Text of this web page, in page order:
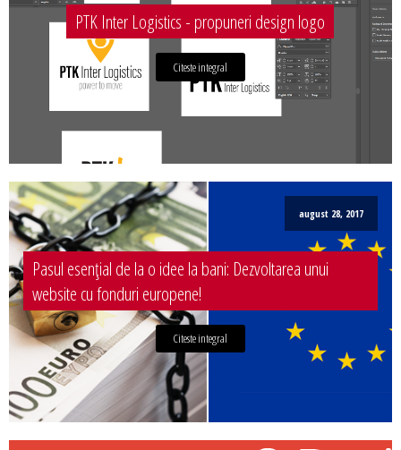
PTK Inter Logistics - propuneri design logo
Citeste integral
august 28, 2017
Pasul esențial de la o idee la bani: Dezvoltarea unui
website cu fonduri europene!
Citeste integral